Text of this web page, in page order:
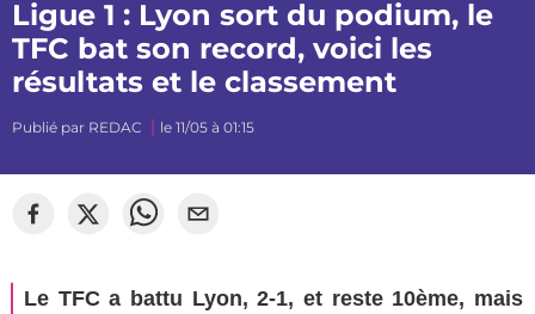
Ligue 1 : Lyon sort du podium, le
TFC bat son record, voici les
résultats et le classement
Publié par REDAC le 11/05 à 01:15
Le TFC a battu Lyon, 2-1, et reste 10ème, mais